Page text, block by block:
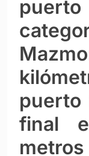
puerto
final